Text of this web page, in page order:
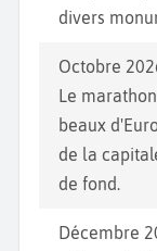
divers
Octobre
Le
beaux
de la
de fond.
Décembre